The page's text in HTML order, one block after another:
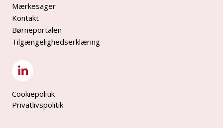
Mærkesager
Kontakt
Børneportalen
Tilgængelighedserklæring
Cookiepolitik
Privatlivspolitik